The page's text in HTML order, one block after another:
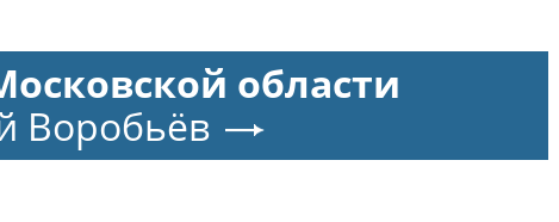
области
Воробьёв